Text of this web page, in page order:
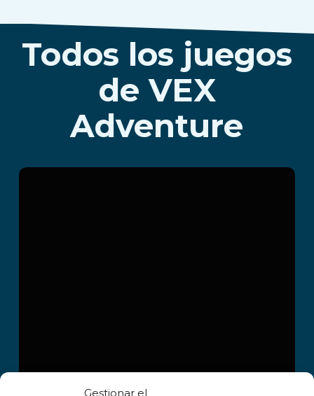
Gestionar el
Todos los juegos
de VEX
Adventure